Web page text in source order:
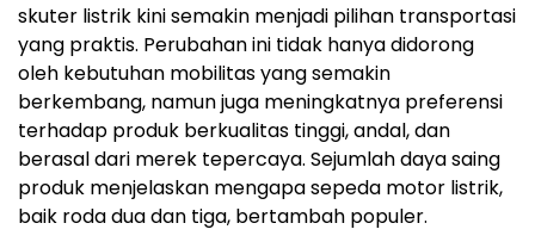
skuter listrik kini semakin menjadi pilihan transportasi
yang praktis. Perubahan ini tidak hanya didorong
oleh kebutuhan mobilitas yang semakin
berkembang, namun juga meningkatnya preferensi
terhadap produk berkualitas tinggi, andal, dan
berasal dari merek tepercaya. Sejumlah daya saing
produk menjelaskan mengapa sepeda motor listrik,
baik roda dua dan tiga, bertambah populer.